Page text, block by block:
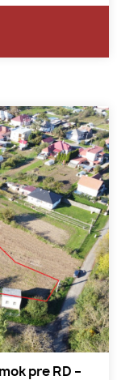
pre RD –